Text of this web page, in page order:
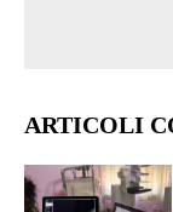
ARTICOLI